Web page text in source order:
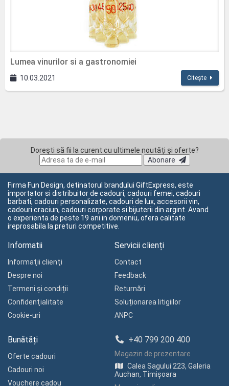
Lumea vinurilor si a gastronomiei
10.03.2021 Citește
Dorești să fii la curent cu ultimele noutăți și oferte?
Abonare
Firma Fun Design, detinatorul brandului GiftExpress, este
importator si distribuitor de cadouri, cadouri femei, cadouri
barbati, cadouri personalizate, cadouri de lux, accesorii vin,
cadouri craciun, cadouri corporate si bijuterii din argint. Avand
o experienta de peste 19 ani in domeniu, ofera calitate
ireprosabila la preturi competitive.
Informatii
Informaţii clienţi
Despre noi
Termeni și condiții
Confidenţialitate
Cookie-uri
Servicii clienți
Contact
Feedback
Returnări
Soluționarea litigiilor
ANPC
Bunătăți
Oferte cadouri
Cadouri noi
Vouchere cadou
+40 799 200 400
Magazin de prezentare
Calea Sagului 223, Galeria
Auchan, Timișoara